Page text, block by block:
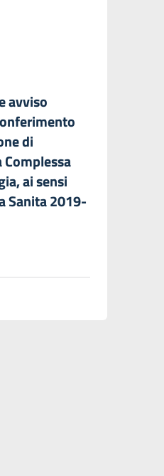
avviso
di
ai sensi
Sanita 2019-